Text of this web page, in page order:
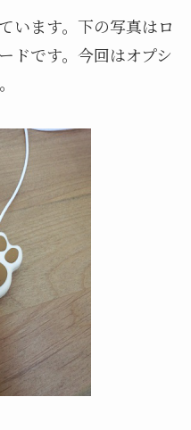
います。下の写真はロ
ドです。今回はオプシ